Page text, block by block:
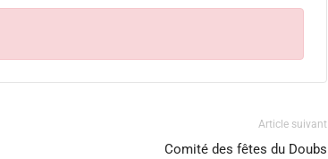
Article suivant
Comité des fêtes du Doubs